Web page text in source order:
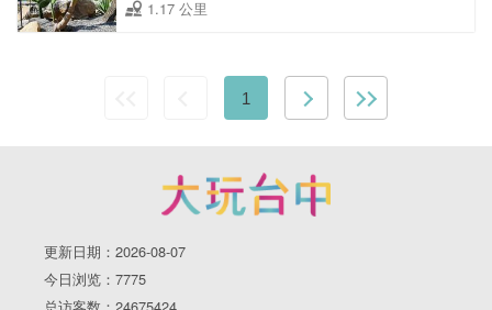
1.17 公里
1
更新日期：2026-08-07
今日浏览：7775